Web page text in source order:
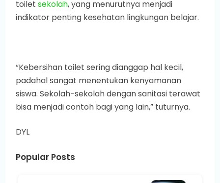
toiletsekolah, yang menurutnya menjadi
indikator penting kesehatan lingkungan belajar.
“Kebersihan toilet sering dianggap hal kecil,
padahal sangat menentukan kenyamanan
siswa. Sekolah-sekolah dengan sanitasi terawat
bisa menjadi contoh bagi yang lain,” tuturnya.
DYL
Popular Posts